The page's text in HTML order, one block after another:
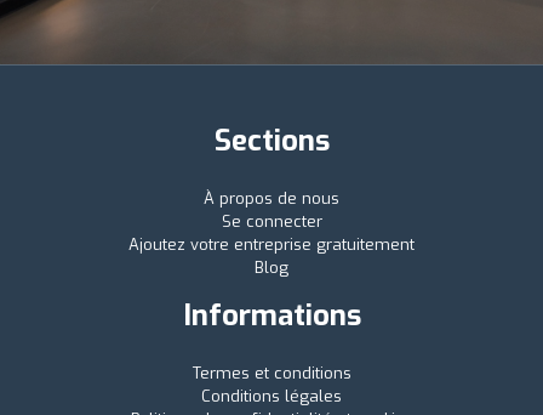
Sections
À propos de nous
Se connecter
Ajoutez votre entreprise gratuitement
Blog
Informations
Termes et conditions
Conditions légales